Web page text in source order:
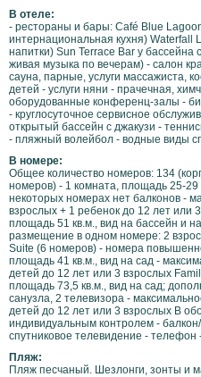
В отеле:
- рестораны и бары: Café Blue
интернациональная кухня)
напитки) Sun Terrace Bar у
живая музыка по вечерам) - салон
сауна, парные, услуги массажиста,
детей - услуги няни - прачечная,
оборудованные конференц-залы -
- круглосуточное сервисное
открытый бассейн с джакузи -
- пляжный волейбол - водные виды
В номере:
Общее количество номеров: 134
номеров) - 1 комната, площадь 25-
некоторых номерах нет балконов -
взрослых + 1 ребенок до 12 лет или
площадь 51 кв.м., вид на бассейн и
размещение в одном номере: 2
Suite (6 номеров) - номера
площадь 41 кв.м., вид на сад -
детей до 12 лет или 3 взрослых
площадь 73,5 кв.м., вид на сад;
санузла, 2 телевизора -
детей до 12 лет или 3 взрослых В
индивидуальным контролем -
спутниковое телевидение -
Пляж:
Пляж песчаный. Шезлонги, зонты и